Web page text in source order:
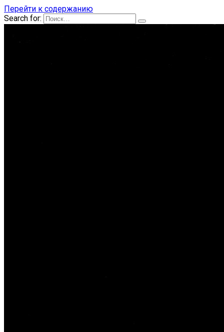
Перейти к содержанию
Search for: